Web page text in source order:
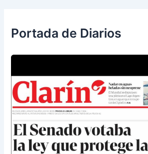
Portada de Diarios